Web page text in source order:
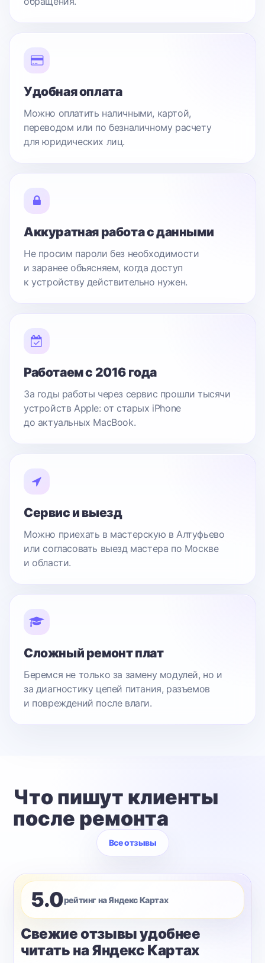
Удобная оплата
Можно оплатить наличными, картой,
переводом или по безналичному расчету
для юридических лиц.
Аккуратная работа с данными
Не просим пароли без необходимости
и заранее объясняем, когда доступ
к устройству действительно нужен.
Работаем с 2016 года
За годы работы через сервис прошли тысячи
устройств Apple: от старых iPhone
до актуальных MacBook.
Сервис и выезд
Можно приехать в мастерскую в Алтуфьево
или согласовать выезд мастера по Москве
и области.
Сложный ремонт плат
Беремся не только за замену модулей, но и
за диагностику цепей питания, разъемов
и повреждений после влаги.
Что пишут клиенты
после ремонта
Все отзывы
5.0рейтинг на Яндекс Картах
Свежие отзывы удобнее
читать на Яндекс Картах